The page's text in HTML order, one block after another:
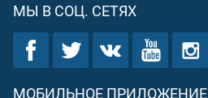
МЫ В СОЦ. СЕТЯХ
МОБИЛЬНОЕ ПРИЛОЖЕНИЕ